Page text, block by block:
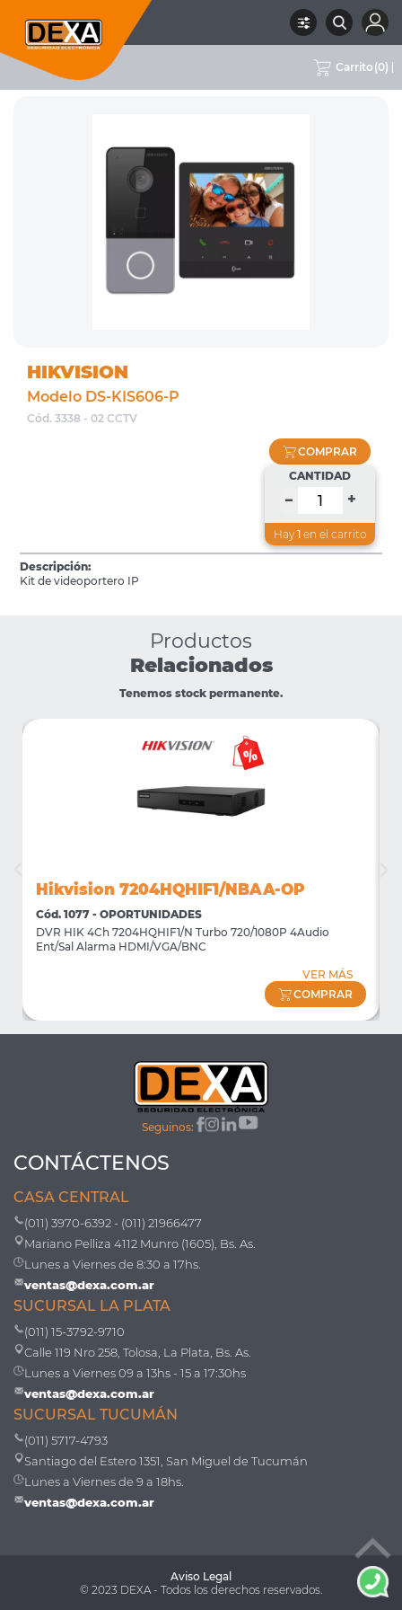
Carrito (0)
RUBRO SUBRUBRO HIKVISION
HIKVISION
Modelo DS-KIS606-P
Cód. 3338 - 02 CCTV
COMPRAR
CANTIDAD
– +
Hay 1 en el carrito
Descripción:
Kit de videoportero IP
Productos
Relacionados
Tenemos stock permanente.
Hikvision 7204HQHIF1/NBAA-OP
Cód. 1077 - OPORTUNIDADES
DVR HIK 4Ch 7204HQHIF1/N Turbo 720/1080P 4Audio
Ent/Sal Alarma HDMI/VGA/BNC
VER MÁS
COMPRAR
Seguinos:
CONTÁCTENOS
CASA CENTRAL
(011) 3970-6392 - (011) 21966477
Mariano Pelliza 4112 Munro (1605), Bs. As.
Lunes a Viernes de 8:30 a 17hs.
ventas@dexa.com.ar
SUCURSAL LA PLATA
(011) 15-3792-9710
Calle 119 Nro 258, Tolosa, La Plata, Bs. As.
Lunes a Viernes 09 a 13hs - 15 a 17:30hs
ventas@dexa.com.ar
SUCURSAL TUCUMÁN
(011) 5717-4793
Santiago del Estero 1351, San Miguel de Tucumán
Lunes a Viernes de 9 a 18hs.
ventas@dexa.com.ar
Aviso Legal
© 2023 DEXA - Todos los derechos reservados.